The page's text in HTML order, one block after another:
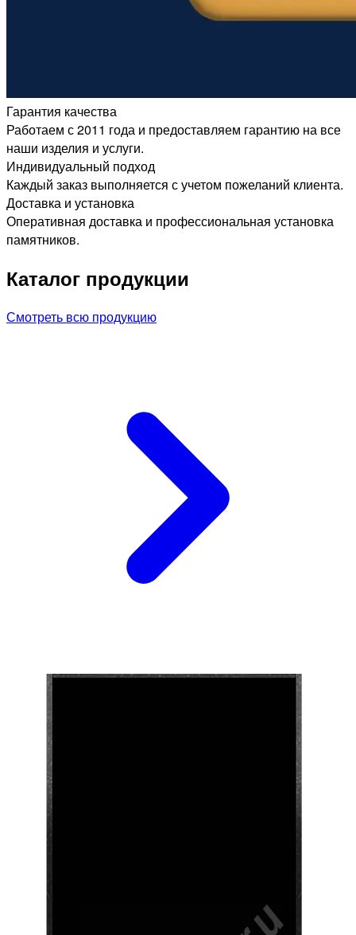
Гарантия качества
Работаем с 2011 года и предоставляем гарантию на все
наши изделия и услуги.
Индивидуальный подход
Каждый заказ выполняется с учетом пожеланий клиента.
Доставка и установка
Оперативная доставка и профессиональная установка
памятников.
Каталог продукции
Смотреть всю продукцию